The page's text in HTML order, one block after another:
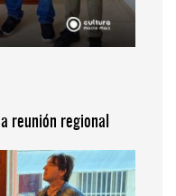
reunión regional